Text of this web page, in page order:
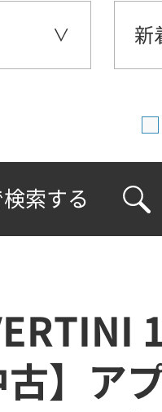
新
索する
古】ア